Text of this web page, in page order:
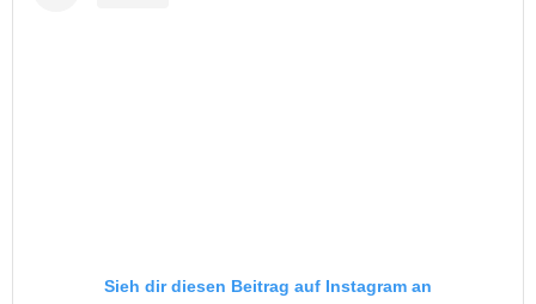
Sieh dir diesen Beitrag auf Instagram an